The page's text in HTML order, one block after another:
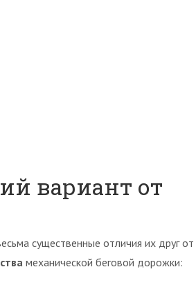
вариант от
существенные отличия их друг от
механической беговой дорожки: